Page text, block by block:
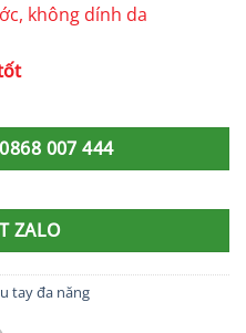
không dính da
007 444
ZALO
tay đa năng